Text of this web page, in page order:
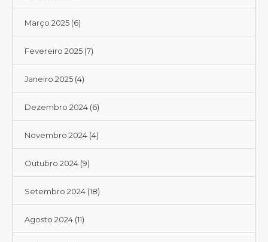
Março 2025 (6)
Fevereiro 2025 (7)
Janeiro 2025 (4)
Dezembro 2024 (6)
Novembro 2024 (4)
Outubro 2024 (9)
Setembro 2024 (18)
Agosto 2024 (11)